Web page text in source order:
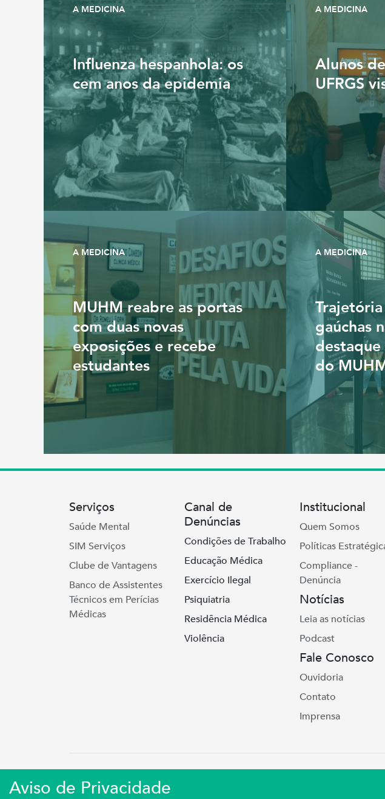
A MEDICINA
Influenza hespanhola: os
cem anos da epidemia
A MEDICINA
Alunos
UFRGS
A MEDICINA
MUHM reabre as portas
com duas novas
exposições e recebe
estudantes
A MEDICINA
gaúchas
do
Aviso de Privacidade
Serviços
Saúde Mental
SIM Serviços
Clube de Vantagens
Banco de Assistentes
Técnicos em Perícias
Médicas
Canal de
Denúncias
Condições de Trabalho
Educação Médica
Exercício Ilegal
Psiquiatria
Residência Médica
Violência
Institucional
Quem Somos
Políticas
Compliance -
Denúncia
Notícias
Leia as notícias
Podcast
Fale Conosco
Ouvidoria
Contato
Imprensa
Simers © 2023 | Rua Coronel Corte Real, 975
Sindicato Médico Do Rio Grande Do Sul – CNPJ 92.990.498/